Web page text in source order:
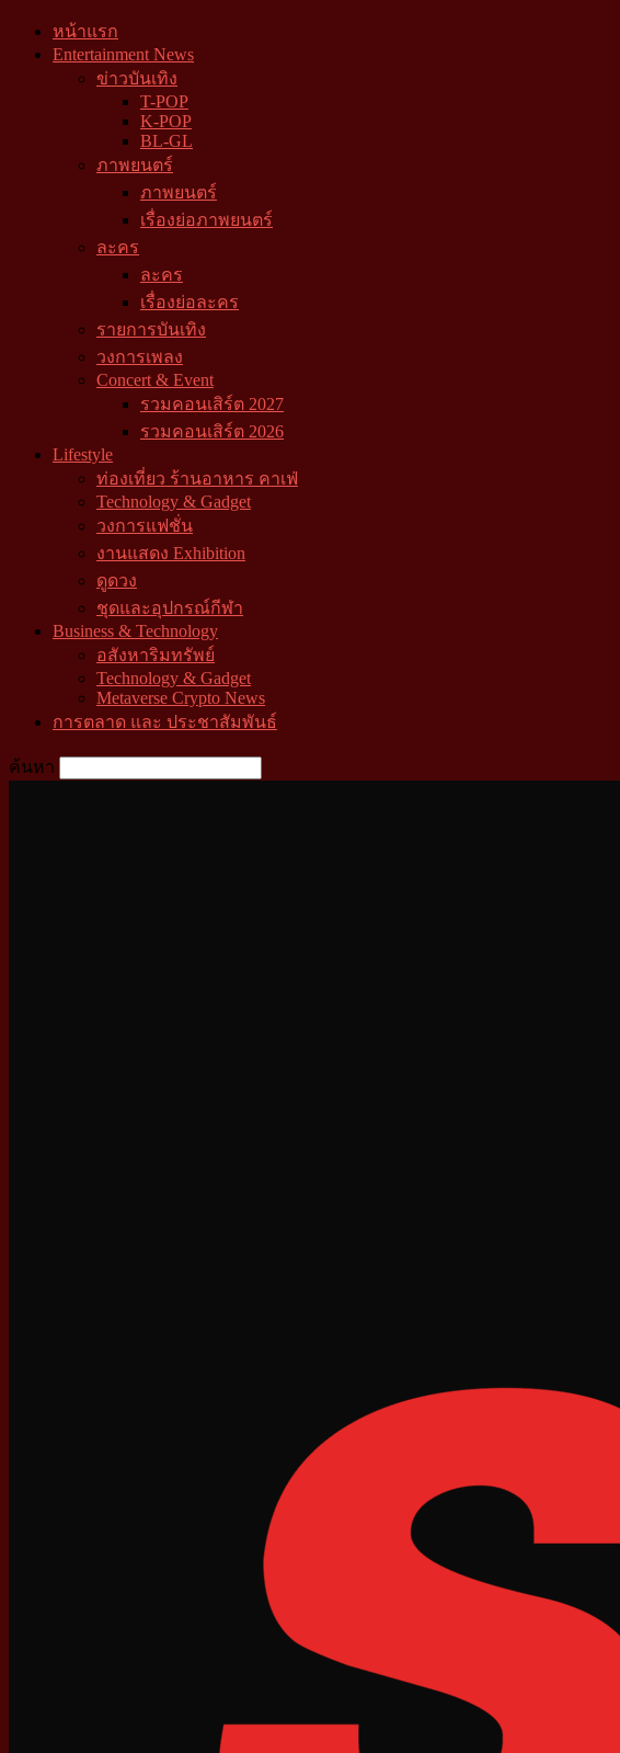
หน้าแรก
Entertainment News
ข่าวบันเทิง
T-POP
K-POP
BL-GL
ภาพยนตร์
ภาพยนตร์
เรื่องย่อภาพยนตร์
ละคร
ละคร
เรื่องย่อละคร
รายการบันเทิง
วงการเพลง
Concert & Event
รวมคอนเสิร์ต 2027
รวมคอนเสิร์ต 2026
Lifestyle
ท่องเที่ยว ร้านอาหาร คาเฟ่
Technology & Gadget
วงการแฟชั่น
งานแสดง Exhibition
ดูดวง
ชุดและอุปกรณ์กีฬา
Business & Technology
อสังหาริมทรัพย์
Technology & Gadget
Metaverse Crypto News
การตลาด และ ประชาสัมพันธ์
ค้นหา